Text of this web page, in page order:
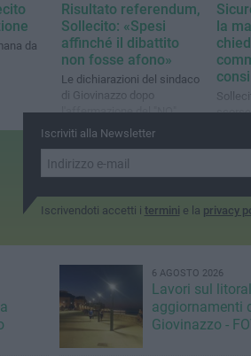
da
Risultato referendum,
Sollecito: «Spesi
affinché il dibattito
non fosse afono»
Le dichiarazioni del sindaco
di Giovinazzo dopo
l'affermazione del "NO"
la
Iscriviti alla Newsletter
Iscrivendoti accetti i termini e la privacy
6 AGOSTO 2026
Lavori sul
aggiornamenti
Giovinazzo -